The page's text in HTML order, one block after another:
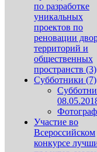
по разработке
уникальных
проектов по
реновации
территорий и
общественных
пространств (3)
Субботники (7)
Участие во
Всероссийском
конкурсе